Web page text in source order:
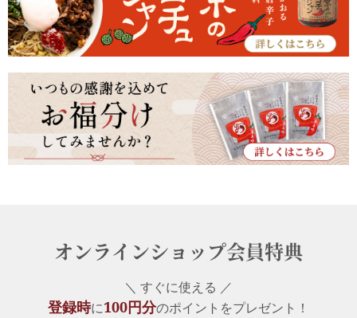
オンラインショップ会員特典
＼ すぐに使える ／
登録時に100円分のポイントをプレゼント！